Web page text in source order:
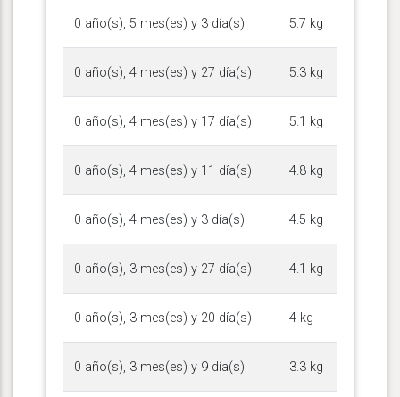
0 año(s), 5 mes(es) y 3 día(s) 5.7 kg
0 año(s), 4 mes(es) y 27 día(s) 5.3 kg
0 año(s), 4 mes(es) y 17 día(s) 5.1 kg
0 año(s), 4 mes(es) y 11 día(s) 4.8 kg
0 año(s), 4 mes(es) y 3 día(s) 4.5 kg
0 año(s), 3 mes(es) y 27 día(s) 4.1 kg
0 año(s), 3 mes(es) y 20 día(s) 4 kg
0 año(s), 3 mes(es) y 9 día(s) 3.3 kg